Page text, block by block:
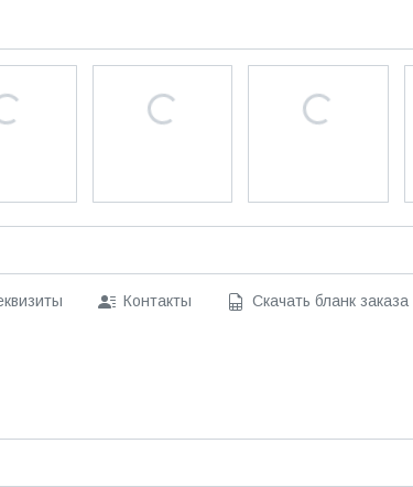
Контакты Скачать бланк заказа